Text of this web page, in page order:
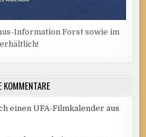
Information Forst sowie im
KOMMENTARE
einen UFA-Filmkalender aus